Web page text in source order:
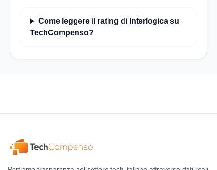
Come leggere il rating di Interlogica su
TechCompenso?